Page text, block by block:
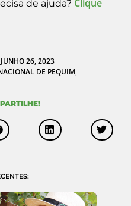
de ajuda? Clique
JUNHO 26, 2023
DE PEQUIM,